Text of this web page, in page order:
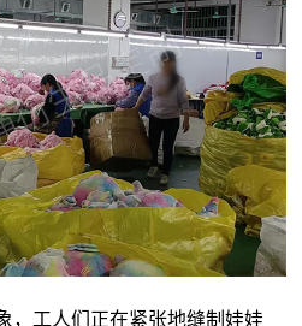
，工人们正在紧张地缝制娃娃